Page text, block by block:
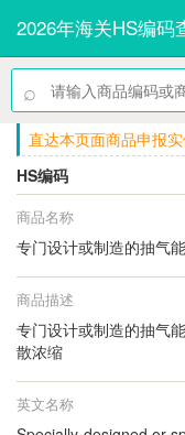
2026年海关HS编码
⌕
直达本页面商品申报
HS编码
商品名称
专门设计或制造的抽气
商品描述
专门设计或制造的抽气
散浓缩
英文名称